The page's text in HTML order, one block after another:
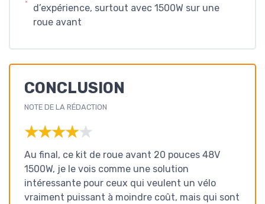
d’expérience, surtout avec 1500W sur une
roue avant
CONCLUSION
NOTE DE LA RÉDACTION
★★★★★
★★★★★
Au final, ce kit de roue avant 20 pouces 48V
1500W, je le vois comme une solution
intéressante pour ceux qui veulent un vélo
vraiment puissant à moindre coût, mais qui sont